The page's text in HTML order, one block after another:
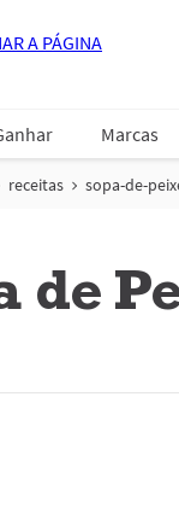
Marcas
receitas sopa-de-
de